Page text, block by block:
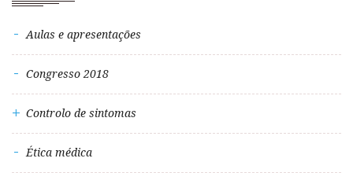
Aulas e apresentações
Congresso 2018
Controlo de sintomas
Ética médica